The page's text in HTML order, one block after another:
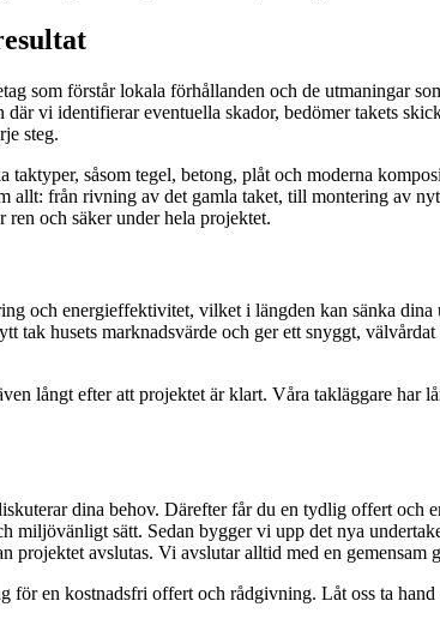
som förstår lokala förhållanden och de utmaningar
vi identifierar eventuella skador, bedömer takets
steg.
såsom tegel, betong, plåt och moderna
från rivning av det gamla taket, till montering av
ren och säker under hela projektet.
och energieffektivitet, vilket i längden kan sänka
tak husets marknadsvärde och ger ett snyggt,
långt efter att projektet är klart. Våra takläggare har
dina behov. Därefter får du en tydlig offert och
sätt. Sedan bygger vi upp det nya
avslutas. Vi avslutar alltid med en gemensam
en kostnadsfri offert och rådgivning. Låt oss ta